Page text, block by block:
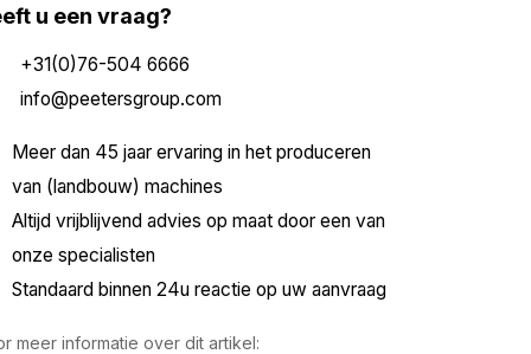
u een vraag?
+31(0)76-504 6666
info@peetersgroup.com
Meer dan 45 jaar ervaring in het produceren
van (landbouw) machines
Altijd vrijblijvend advies op maat door een van
onze specialisten
Standaard binnen 24u reactie op uw aanvraag
meer informatie over dit artikel: